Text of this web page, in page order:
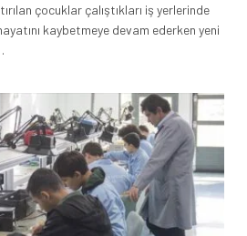
çocuklar çalıştıkları iş yerlerinde
kaybetmeye devam ederken yeni